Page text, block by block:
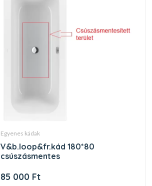
egyenes kádak
v&b.loop&fr.kád 180*80
csúszásmentes
85 000 Ft